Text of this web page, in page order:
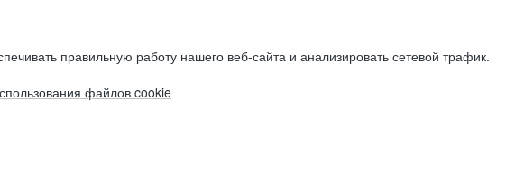
правильную работу нашего веб-сайта и анализировать сетевой трафик.
файлов cookie